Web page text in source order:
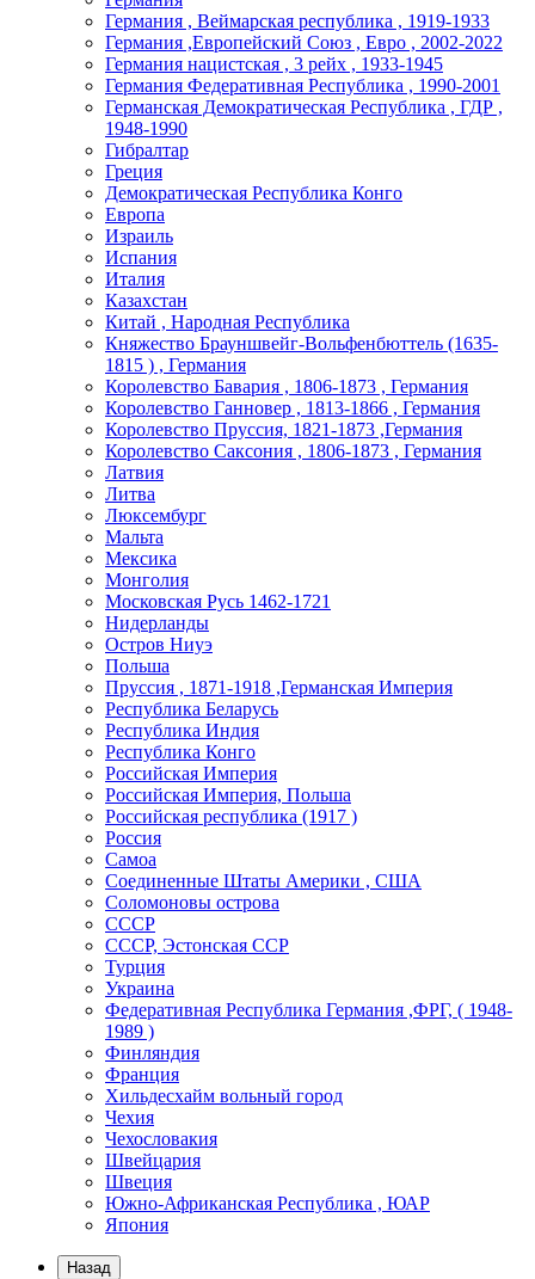
Германия , Веймарская республика , 1919-1933
Германия ,Европейский Союз , Евро , 2002-2022
Германия нацистская , 3 рейх , 1933-1945
Германия Федеративная Республика , 1990-2001
Германская Демократическая Республика , ГДР ,
1948-1990
Гибралтар
Греция
Демократическая Республика Конго
Европа
Израиль
Испания
Италия
Казахстан
Китай , Народная Республика
Княжество Брауншвейг-Вольфенбюттель (1635-
1815 ) , Германия
Королевство Бавария , 1806-1873 , Германия
Королевство Ганновер , 1813-1866 , Германия
Королевство Пруссия, 1821-1873 ,Германия
Королевство Саксония , 1806-1873 , Германия
Латвия
Литва
Люксембург
Мальта
Мексика
Монголия
Московская Русь 1462-1721
Нидерланды
Остров Ниуэ
Польша
Пруссия , 1871-1918 ,Германская Империя
Республика Беларусь
Республика Индия
Республика Конго
Российская Империя
Российская Империя, Польша
Российская республика (1917 )
Россия
Самоа
Соединенные Штаты Америки , США
Соломоновы острова
СССР
СССР, Эстонская ССР
Турция
Украина
Федеративная Республика Германия ,ФРГ, ( 1948-
1989 )
Финляндия
Франция
Хильдесхайм вольный город
Чехия
Чехословакия
Швейцария
Швеция
Южно-Африканская Республика , ЮАР
Япония
Назад